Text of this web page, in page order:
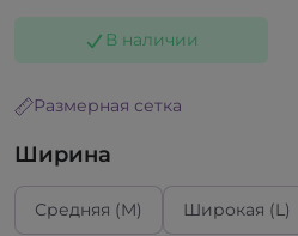
В наличии
Размерная сетка
Ширина
Средняя (M) Широкая (L)